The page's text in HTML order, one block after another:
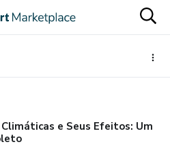
e Seus Efeitos: Um